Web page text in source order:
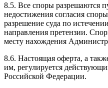
8.5. Все споры разрешаются
недостижения согласия
разрешение суда по
направления претензии.
месту нахождения
8.6. Настоящая оферта, а
им, регулируется
Российской Федерации.